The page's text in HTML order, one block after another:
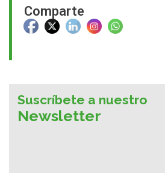
Comparte
Suscríbete a nuestro
Newsletter